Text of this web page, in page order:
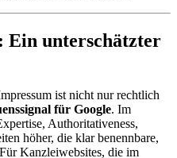
Ein unterschätzter
ist nicht nur rechtlich
für Google. Im
Authoritativeness,
höher, die klar benennbare,
Kanzleiwebsites, die im